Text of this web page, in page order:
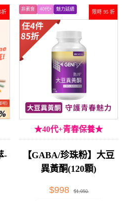
折
-
限時 95 折
非素食 40代+ 魅力延續
★40代+青春保養★
【GABA/珍珠粉】大豆
異黃酮(120顆)
$998 $1,050